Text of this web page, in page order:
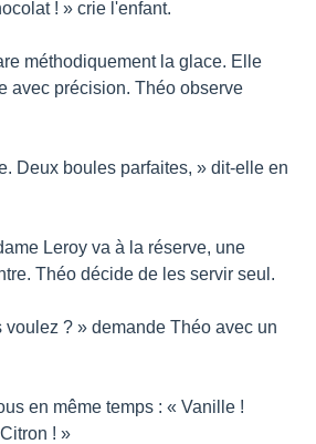
! » crie l'enfant.
méthodiquement la glace. Elle
avec précision. Théo observe
Deux boules parfaites, » dit-elle en
Leroy va à la réserve, une
Théo décide de les servir seul.
voulez ? » demande Théo avec un
en même temps : « Vanille !
! »